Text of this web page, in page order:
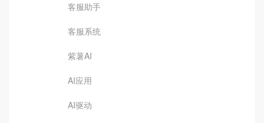
客服助手
客服系统
紫薯AI
AI应用
AI驱动